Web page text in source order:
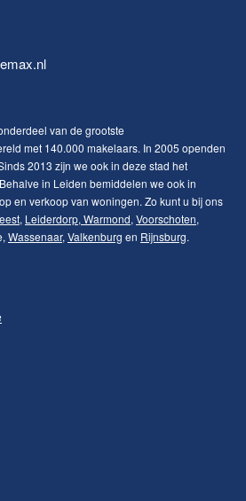
van de grootste
met 140.000 makelaars. In 2005 openden
2013 zijn we ook in deze stad het
in Leiden bemiddelen we ook in
en verkoop van woningen. Zo kunt u bij ons
, Leiderdorp, Warmond, Voorschoten,
Wassenaar, Valkenburg en Rijnsburg.